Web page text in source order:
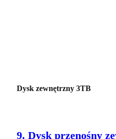
Dysk zewnętrzny 3TB
9. Dysk przenośny